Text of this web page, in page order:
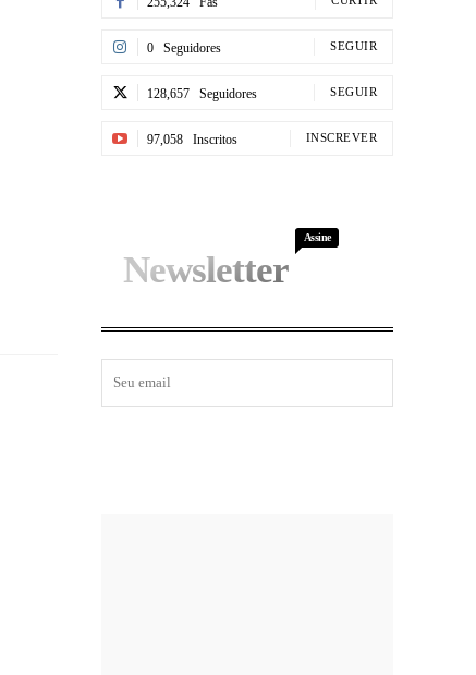
0 Seguidores SEGUIR
128,657 Seguidores SEGUIR
97,058 Inscritos INSCREVER
Newsletter
Assine